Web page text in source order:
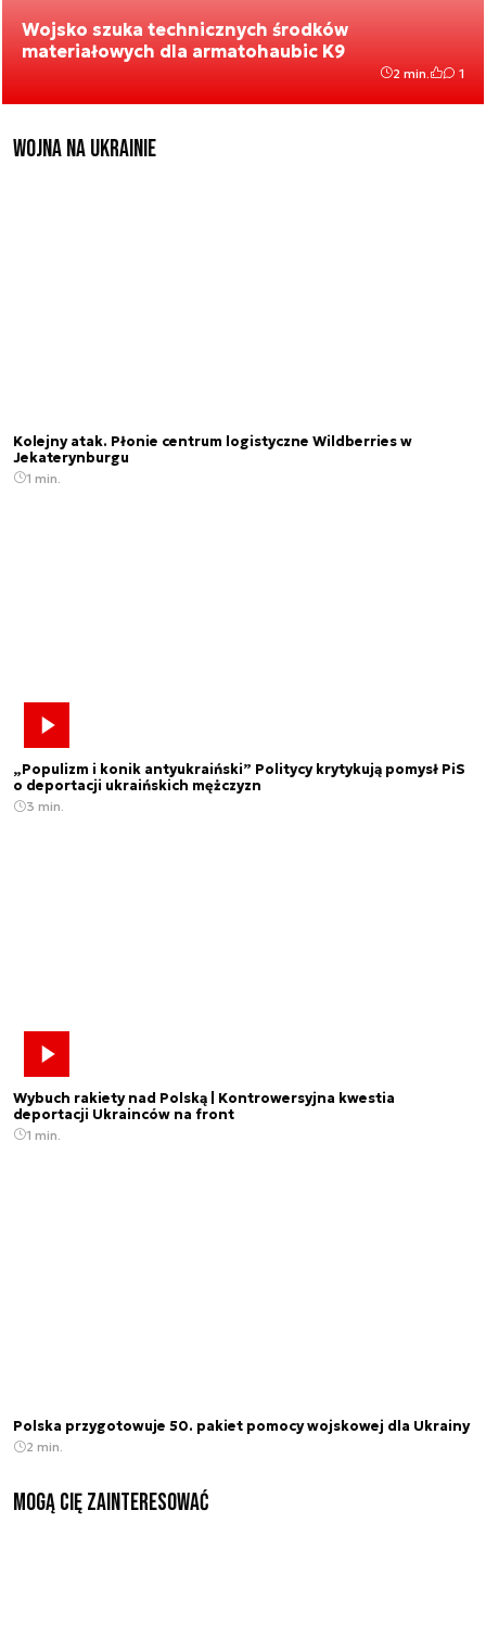
Wojsko szuka technicznych środków
materiałowych dla armatohaubic K9
2 min. 1
Wojna na Ukrainie
Kolejny atak. Płonie centrum logistyczne Wildberries w
Jekaterynburgu
1 min.
„Populizm i konik antyukraiński” Politycy krytykują pomysł PiS
o deportacji ukraińskich mężczyzn
3 min.
Wybuch rakiety nad Polską | Kontrowersyjna kwestia
deportacji Ukrainców na front
1 min.
Polska przygotowuje 50. pakiet pomocy wojskowej dla Ukrainy
2 min.
Mogą Cię zainteresować